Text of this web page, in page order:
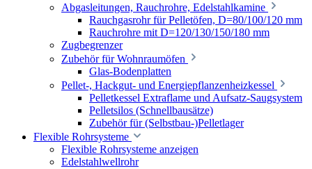
Abgasleitungen, Rauchrohre, Edelstahlkamine
Rauchgasrohr für Pelletöfen, D=80/100/120 mm
Rauchrohre mit D=120/130/150/180 mm
Zugbegrenzer
Zubehör für Wohnraumöfen
Glas-Bodenplatten
Pellet-, Hackgut- und Energiepflanzenheizkessel
Pelletkessel Extraflame und Aufsatz-Saugsystem
Pelletsilos (Schnellbausätze)
Zubehör für (Selbstbau-)Pelletlager
Flexible Rohrsysteme
Flexible Rohrsysteme anzeigen
Edelstahlwellrohr